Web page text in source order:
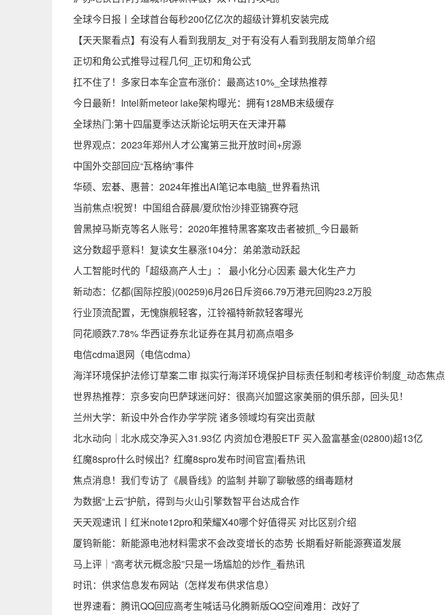
全球今日报丨全球首台每秒200亿亿次的超级计算机安装完成
【天天聚看点】有没有人看到我朋友_对于有没有人看到我朋友简单介绍
正切和角公式推导过程几何_正切和角公式
扛不住了！多家日本车企宣布涨价：最高达10%_全球热推荐
今日最新！Intel新meteor lake架构曝光：拥有128MB末级缓存
全球热门:第十四届夏季达沃斯论坛明天在天津开幕
世界观点：2023年郑州人才公寓第三批开放时间+房源
中国外交部回应“瓦格纳”事件
华硕、宏碁、惠普：2024年推出AI笔记本电脑_世界看热讯
当前焦点!祝贺！中国组合薛晨/夏欣怡沙排亚锦赛夺冠
曾黑掉马斯克等名人账号：2020年推特黑客案攻击者被抓_今日最新
这分数超乎意料！复读女生暴涨104分：弟弟激动跃起
人工智能时代的「超级高产人士」： 最小化分心因素 最大化生产力
新动态：亿都(国际控股)(00259)6月26日斥资66.79万港元回购23.2万股
行业顶流配置，无愧旗舰轻客，江铃福特新款轻客曝光
同花顺跌7.78% 华西证券东北证券在其月初高点唱多
电信cdma退网（电信cdma）
海洋环境保护法修订草案二审 拟实行海洋环境保护目标责任制和考核评价制度_动态焦点
世界热推荐：京多安向巴萨球迷问好：很高兴加盟这家美丽的俱乐部，回头见！
兰州大学：新设中外合作办学学院 诸多领域均有突出贡献
北水动向｜北水成交净买入31.93亿 内资加仓港股ETF 买入盈富基金(02800)超13亿
红魔8spro什么时候出？红魔8spro发布时间官宣|看热讯
焦点消息！我们专访了《晨昏线》的监制 并聊了聊敏感的缉毒题材
为数据“上云”护航，得到与火山引擎数智平台达成合作
天天观速讯丨红米note12pro和荣耀X40哪个好值得买 对比区别介绍
厦钨新能：新能源电池材料需求不会改变增长的态势 长期看好新能源赛道发展
马上评｜“高考状元概念股”只是一场尴尬的炒作_看热讯
时讯：供求信息发布网站（怎样发布供求信息）
世界速看：腾讯QQ回应高考生喊话马化腾新版QQ空间难用：改好了